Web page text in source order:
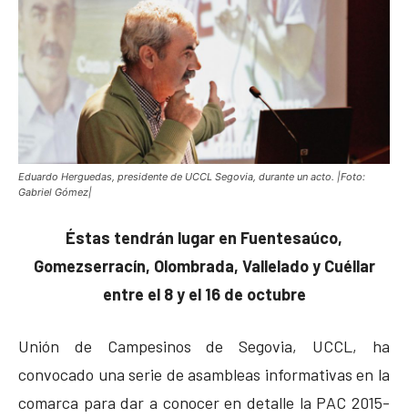
Eduardo Herguedas, presidente de UCCL Segovia, durante un acto. |Foto:
Gabriel Gómez|
Éstas tendrán lugar en Fuentesaúco,
Gomezserracín, Olombrada, Vallelado y Cuéllar
entre el 8 y el 16 de octubre
Unión de Campesinos de Segovia, UCCL, ha
convocado una serie de asambleas informativas en la
comarca para dar a conocer en detalle la PAC 2015-